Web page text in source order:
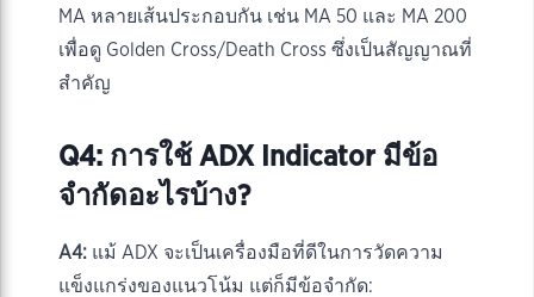
MA หลายเส้นประกอบกัน เช่น MA 50 และ MA 200
เพื่อดู Golden Cross/Death Cross ซึ่งเป็นสัญญาณที่
สำคัญ
Q4: การใช้ ADX Indicator มีข้อ
จำกัดอะไรบ้าง?
A4: แม้ ADX จะเป็นเครื่องมือที่ดีในการวัดความ
แข็งแกร่งของแนวโน้ม แต่ก็มีข้อจำกัด: